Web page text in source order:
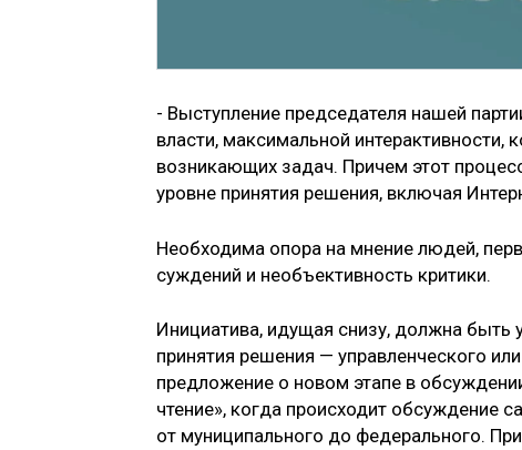
- Выступление председателя нашей
власти, максимальной
возникающих задач. Причем этот
уровне принятия решения, включая
Необходима опора на мнение людей,
суждений и необъективность критики.
Инициатива, идущая снизу, должна быть
принятия решения — управленческого
предложение о новом этапе в
чтение», когда происходит обсуждение
от муниципального до федерального.